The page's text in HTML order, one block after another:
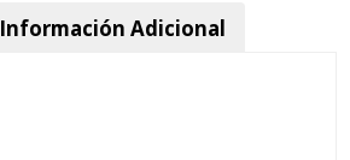
Información Adicional